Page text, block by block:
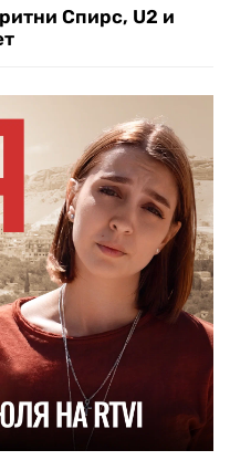
Спирс, U2 и